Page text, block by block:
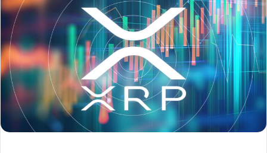
göndermek